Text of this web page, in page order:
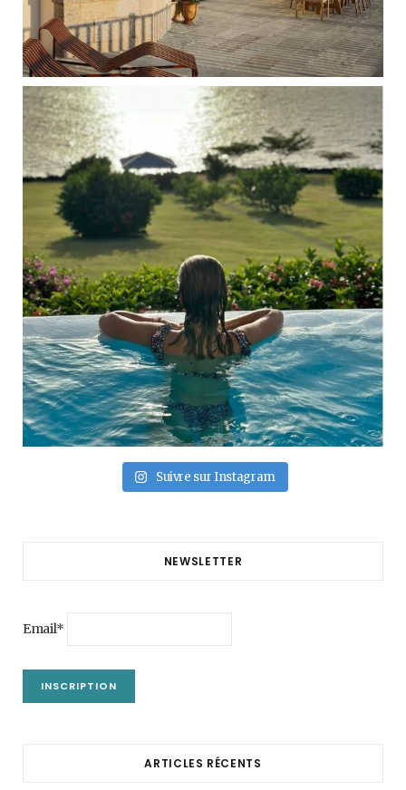
Suivre sur Instagram
NEWSLETTER
Email*
ARTICLES RÉCENTS